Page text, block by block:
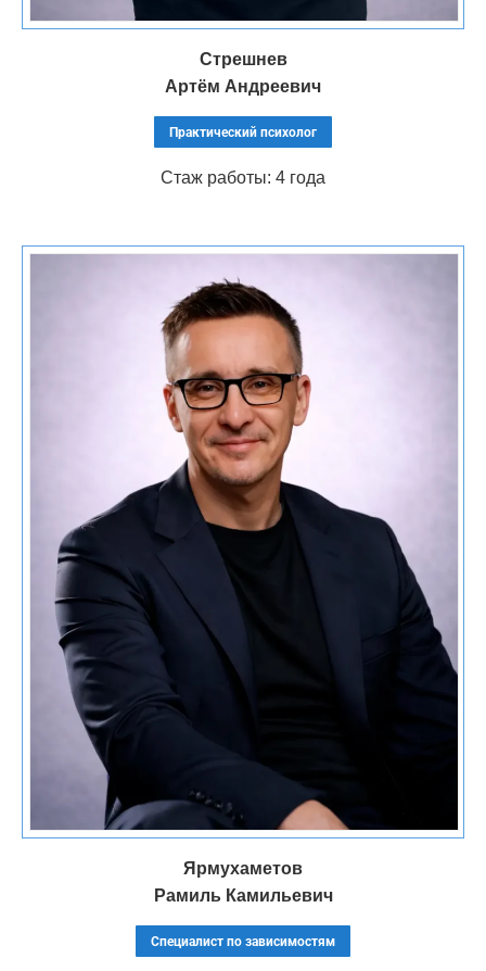
Реализация в клинике
информация, необходимая
для излечения
Все сведения защищены и не
стандарты безопасности
Конфиденциальное
Доступ к данным имеют
только медицинские
специалисты
Важно: анонимность обращения
позволяет получить
квалифицированную наркологическую
помощь без огласки и негативных
социальных последствий.
Стрешнев
Артём Андреевич
Практический психолог
Стаж работы: 4 года
Ярмухаметов
Рамиль Камильевич
Специалист по зависимостям